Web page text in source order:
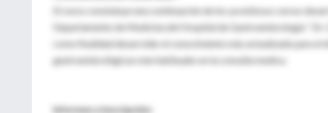
El curso constutuye una continuación de los ya exitosos cursos
Departamento de Medicina del Hospital de Gastroenterología “
como finalidad desarrollar el conocimiento más actualizado para el
gastroenterológicas más habituales en la consulta medica.
Informes e inscripción: